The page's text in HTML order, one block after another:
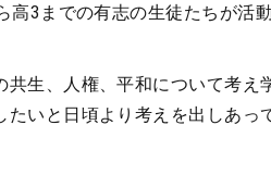
3までの有志の生徒たちが活
生、人権、平和について考え
いと日頃より考えを出しあっ